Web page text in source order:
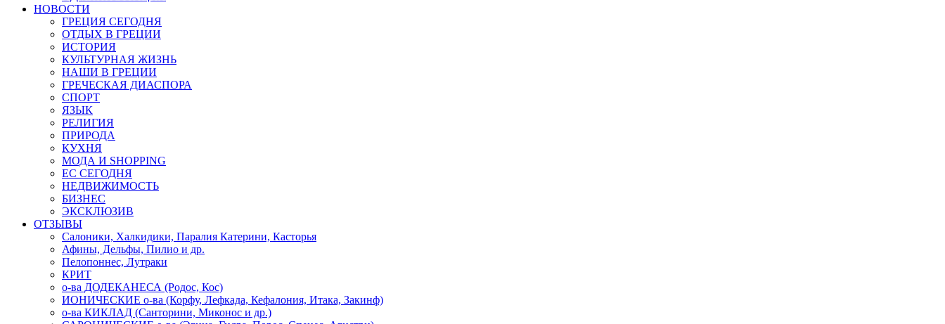
НОВОСТИ
ГРЕЦИЯ СЕГОДНЯ
ОТДЫХ В ГРЕЦИИ
ИСТОРИЯ
КУЛЬТУРНАЯ ЖИЗНЬ
НАШИ В ГРЕЦИИ
ГРЕЧЕСКАЯ ДИАСПОРА
СПОРТ
ЯЗЫК
РЕЛИГИЯ
ПРИРОДА
КУХНЯ
МОДА И SHOPPING
ЕС СЕГОДНЯ
НЕДВИЖИМОСТЬ
БИЗНЕС
ЭКСКЛЮЗИВ
ОТЗЫВЫ
Салоники, Халкидики, Паралия Катерини, Касторья
Афины, Дельфы, Пилио и др.
Пелопоннес, Лутраки
КРИТ
о-ва ДОДЕКАНЕСА (Родос, Кос)
ИОНИЧЕСКИЕ о-ва (Корфу, Лефкада, Кефалония, Итака, Закинф)
о-ва КИКЛАД (Санторини, Миконос и др.)